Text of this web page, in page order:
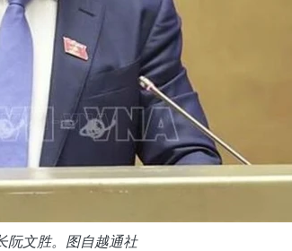
阮文胜。图自越通社